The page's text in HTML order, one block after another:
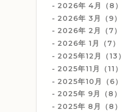
2026年 4月（8）
2026年 3月（9）
2026年 2月（7）
2026年 1月（7）
2025年12月（13）
2025年11月（11）
2025年10月（6）
2025年 9月（8）
2025年 8月（8）